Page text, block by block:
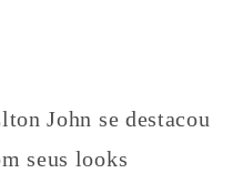
John se destacou
seus looks